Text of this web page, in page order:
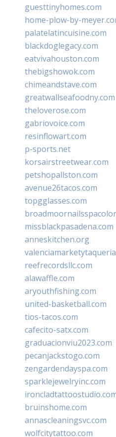
guesttinyhomes.com
home-plow-by-
palatelatincuisine.com
blackdoglegacy.com
eatvivahouston.com
thebigshowok.com
chimeandstave.com
greatwallseafoodny.com
theloverose.com
gabriovoice.com
resinflowart.com
p-sports.net
korsairstreetwear.com
petshopallston.com
avenue26tacos.com
topgglasses.com
missblackpasadena.com
anneskitchen.org
reefrecordsllc.com
alawaffle.com
aryouthfishing.com
united-basketball.com
tios-tacos.com
cafecito-satx.com
graduacionviu2023.com
pecanjackstogo.com
zengardendayspa.com
sparklejewelryinc.com
bruinshome.com
annascleaningsvc.com
wolfcitytattoo.com